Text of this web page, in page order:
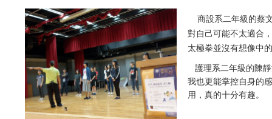
商設系二年級的蔡
對自己可能不太適合
太極拳並沒有想像中
護理系二年級的陳
我也更能掌控自身的
用，真的十分有趣。